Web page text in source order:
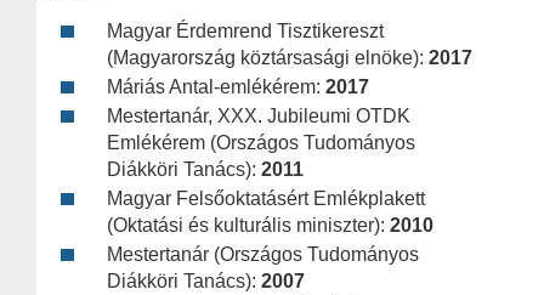
Magyar Érdemrend Tisztikereszt
(Magyarország köztársasági elnöke): 2017
Máriás Antal-emlékérem: 2017
Mestertanár, XXX. Jubileumi OTDK
Emlékérem (Országos Tudományos
Diákköri Tanács): 2011
Magyar Felsőoktatásért Emlékplakett
(Oktatási és kulturális miniszter): 2010
Mestertanár (Országos Tudományos
Diákköri Tanács): 2007